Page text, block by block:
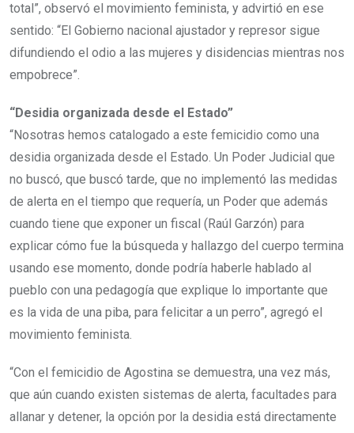
total”, observó el movimiento feminista, y advirtió en ese
sentido: “El Gobierno nacional ajustador y represor sigue
difundiendo el odio a las mujeres y disidencias mientras nos
empobrece”.
“Desidia organizada desde el Estado”
“Nosotras hemos catalogado a este femicidio como una
desidia organizada desde el Estado. Un Poder Judicial que
no buscó, que buscó tarde, que no implementó las medidas
de alerta en el tiempo que requería, un Poder que además
cuando tiene que exponer un fiscal (Raúl Garzón) para
explicar cómo fue la búsqueda y hallazgo del cuerpo termina
usando ese momento, donde podría haberle hablado al
pueblo con una pedagogía que explique lo importante que
es la vida de una piba, para felicitar a un perro”, agregó el
movimiento feminista.
“Con el femicidio de Agostina se demuestra, una vez más,
que aún cuando existen sistemas de alerta, facultades para
allanar y detener, la opción por la desidia está directamente